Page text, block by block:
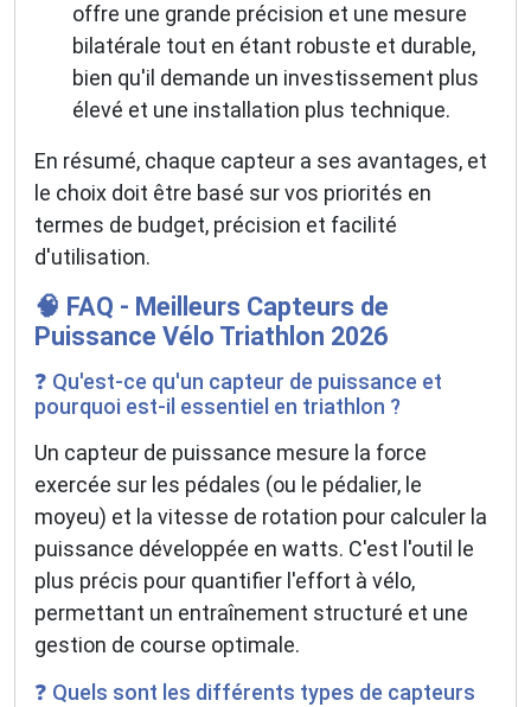
offre une grande précision et une mesure
bilatérale tout en étant robuste et durable,
bien qu'il demande un investissement plus
élevé et une installation plus technique.
En résumé, chaque capteur a ses avantages, et
le choix doit être basé sur vos priorités en
termes de budget, précision et facilité
d'utilisation.
🧠 FAQ - Meilleurs Capteurs de
Puissance Vélo Triathlon 2026
❓ Qu'est-ce qu'un capteur de puissance et
pourquoi est-il essentiel en triathlon ?
Un capteur de puissance mesure la force
exercée sur les pédales (ou le pédalier, le
moyeu) et la vitesse de rotation pour calculer la
puissance développée en watts. C'est l'outil le
plus précis pour quantifier l'effort à vélo,
permettant un entraînement structuré et une
gestion de course optimale.
❓ Quels sont les différents types de capteurs